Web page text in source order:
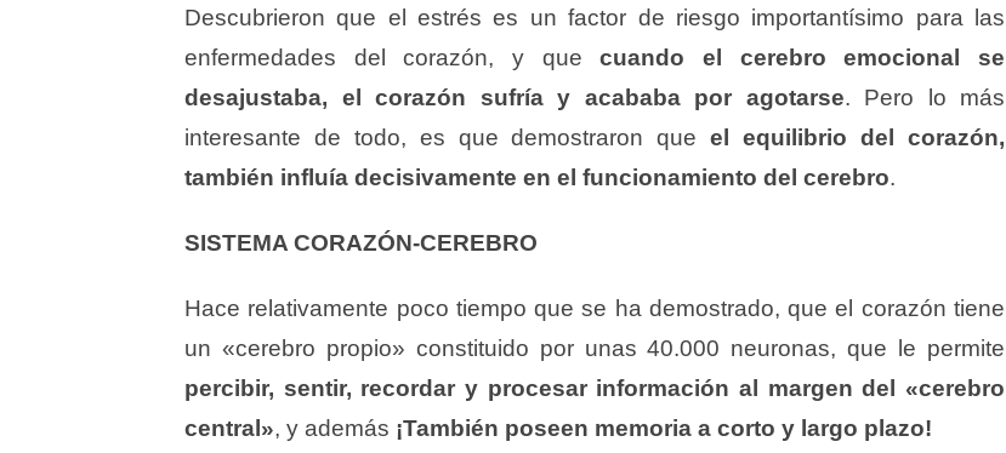
Descubrieron que el estrés es un factor de riesgo importantísimo para las
enfermedades del corazón, y quecuando el cerebro emocional se
desajustaba, el corazón sufría y acababa por agotarse. Pero lo más
interesante de todo, es que demostraron queel equilibrio del corazón,
también influía decisivamente en el funcionamiento del cerebro.
SISTEMA CORAZÓN-CEREBRO
Hace relativamente poco tiempo que se ha demostrado, que el corazón tiene
un «cerebro propio» constituido por unas 40.000 neuronas, que le permite
percibir, sentir, recordar y procesar información al margen del «cerebro
central», y además ¡También poseen memoria a corto y largo plazo!